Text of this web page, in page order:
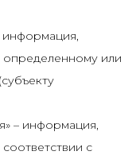
информация,
определенному или
– информация,
с